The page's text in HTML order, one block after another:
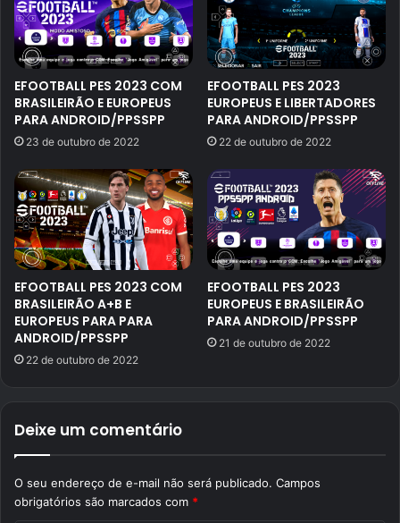
EFOOTBALL PES 2023 COM
BRASILEIRÃO E EUROPEUS
PARA ANDROID/PPSSPP
23 de outubro de 2022
EFOOTBALL PES 2023
EUROPEUS E LIBERTADORES
PARA ANDROID/PPSSPP
22 de outubro de 2022
EFOOTBALL PES 2023 COM
BRASILEIRÃO A+B E
EUROPEUS PARA PARA
ANDROID/PPSSPP
22 de outubro de 2022
EFOOTBALL PES 2023
EUROPEUS E BRASILEIRÃO
PARA ANDROID/PPSSPP
21 de outubro de 2022
Deixe um comentário
O seu endereço de e-mail não será publicado. Campos
obrigatórios são marcados com *